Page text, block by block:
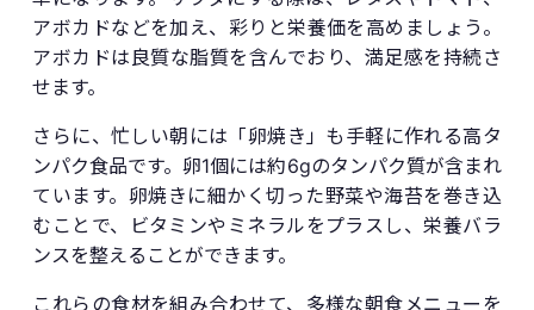
アボカドなどを加え、彩りと栄養価を高めましょう。
アボカドは良質な脂質を含んでおり、満足感を持続さ
せます。
さらに、忙しい朝には「卵焼き」も手軽に作れる高タ
ンパク食品です。卵1個には約6gのタンパク質が含まれ
ています。卵焼きに細かく切った野菜や海苔を巻き込
むことで、ビタミンやミネラルをプラスし、栄養バラ
ンスを整えることができます。
これらの食材を組み合わせて、多様な朝食メニューを